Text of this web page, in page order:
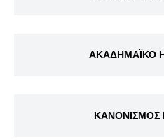
ΑΚΑΔΗΜΑΪΚΟ
ΚΑΝΟΝΙΣΜΟΣ